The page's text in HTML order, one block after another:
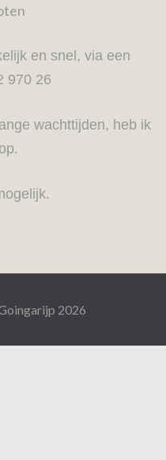
en snel, via een
970 26
wachttijden, heb ik
2026